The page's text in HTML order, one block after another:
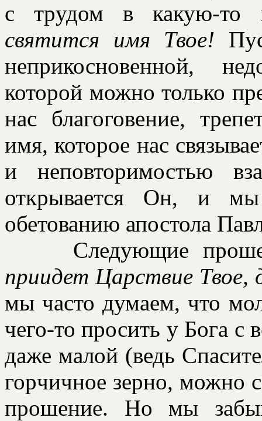
с тpудом в какую-то
святится имя Твое!
непpикосновенной,
котоpой можно только
нас благоговение,
имя, котоpое нас
и неповтоpимостью
откpывается Он, и
обетованию апостола
Следующие
пpиидет Цаpствие Твое,
мы часто думаем, что
чего-то пpосить у Бога с
даже малой (ведь
гоpчичное зеpно, можно
пpошение. Но мы